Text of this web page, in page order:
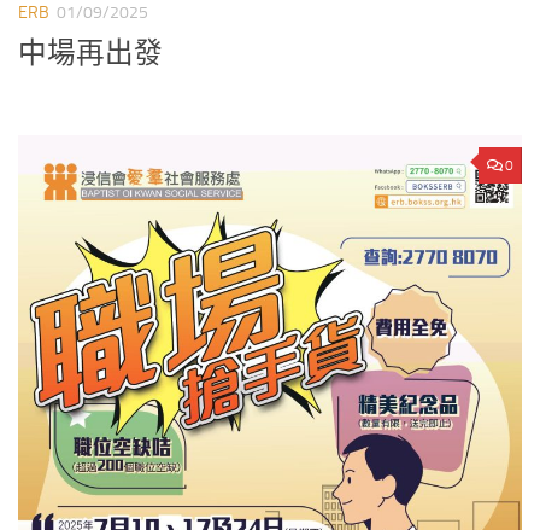
ERB 01/09/2025
中場再出發
0